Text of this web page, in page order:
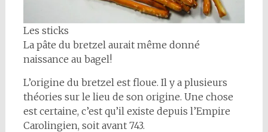
Les sticks
La pâte du bretzel aurait même donné
naissance au bagel!
L’origine du bretzel est floue. Il y a plusieurs
théories sur le lieu de son origine. Une chose
est certaine, c’est qu’il existe depuis l’Empire
Carolingien, soit avant 743.